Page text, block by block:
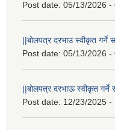
Post date: 05/13/2026 -
||बोलपत्र दरभाउ स्वीकृत गर्ने
Post date: 05/13/2026 -
||बोलपत्र दरभाऊ स्वीकृत
Post date: 12/23/2025 -